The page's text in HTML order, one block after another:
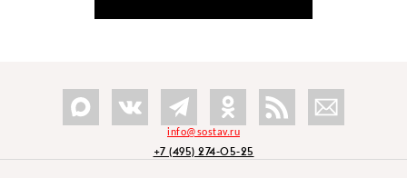
info@sostav.ru
+7 (495) 274-05-25